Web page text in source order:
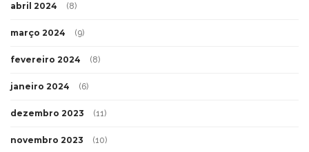
abril 2024 (8)
março 2024 (9)
fevereiro 2024 (8)
janeiro 2024 (6)
dezembro 2023 (11)
novembro 2023 (10)